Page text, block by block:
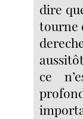
dire
tourne
ce